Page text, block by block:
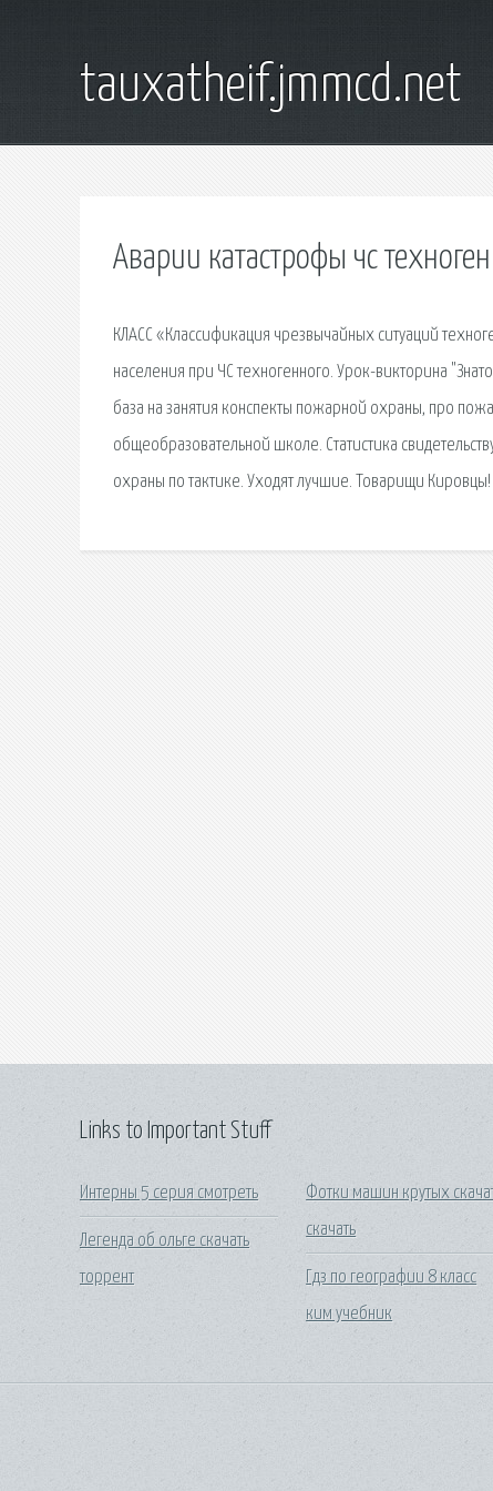
tauxatheif.jmmcd.net
Аварии катастрофы чс
КЛАСС «Классификация чрезвычайных ситуаций
населения при ЧС техногенного. Урок-викторина
база на занятия конспекты пожарной охраны, про
общеобразовательной школе. Статистика
охраны по тактике. Уходят лучшие. Товарищи
Links to Important Stuff
Интерны 5 серия смотреть
Легенда об ольге скачать
торрент
Фотки машин крутых
скачать
Гдз по географии 8 класс
ким учебник